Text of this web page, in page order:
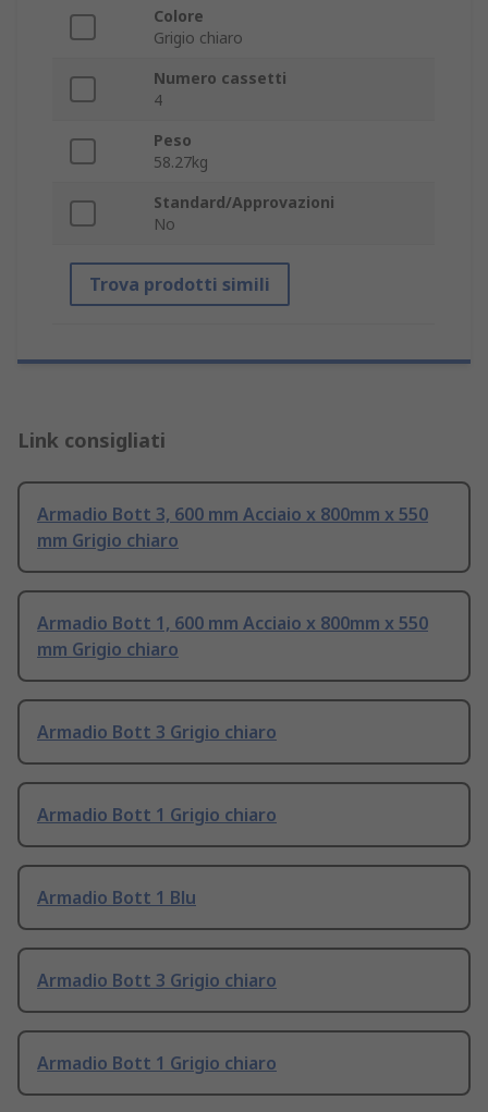
Colore
Grigio chiaro
Numero cassetti
4
Peso
58.27kg
Standard/Approvazioni
No
Trova prodotti simili
Link consigliati
Armadio Bott 3, 600 mm Acciaio x 800mm x 550
mm Grigio chiaro
Armadio Bott 1, 600 mm Acciaio x 800mm x 550
mm Grigio chiaro
Armadio Bott 3 Grigio chiaro
Armadio Bott 1 Grigio chiaro
Armadio Bott 1 Blu
Armadio Bott 3 Grigio chiaro
Armadio Bott 1 Grigio chiaro